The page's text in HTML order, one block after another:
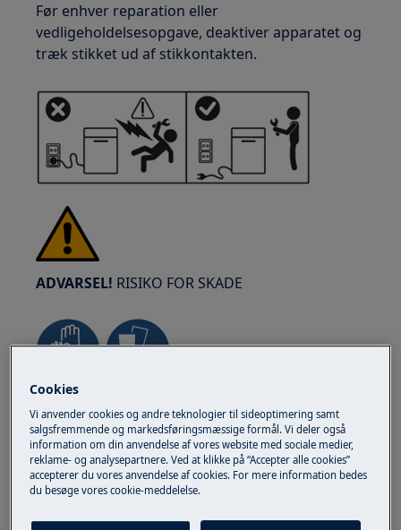
Før enhver reparation eller
vedligeholdelsesopgave, deaktiver apparatet og
træk stikket ud af stikkontakten.
ADVARSEL! RISIKO FOR SKADE
tunge apparater er det sikrest, at to personer
flytter det. Brug altid sikkerhedshandsker og
sikkerhedsfodtøj. Bær sikkerhedshandsker til
enhver tid for at beskytte mod snit fra skarpe
Cookies
Vi anvender cookies og andre teknologier til sideoptimering samt
salgsfremmende og markedsføringsmæssige formål. Vi deler også
information om din anvendelse af vores website med sociale medier,
reklame- og analysepartnere. Ved at klikke på “Accepter alle cookies”
accepterer du vores anvendelse af cookies. For mere information bedes
du besøge vores cookie-meddelelse.